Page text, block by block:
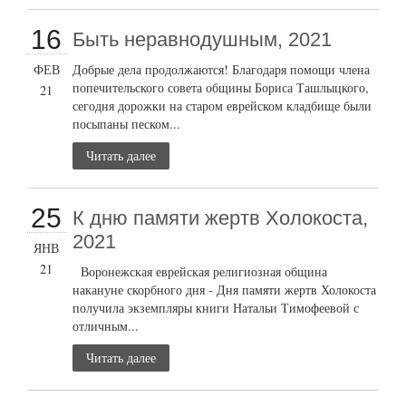
16
ФЕВ
21
Быть неравнодушным, 2021
Добрые дела продолжаются! Благодаря помощи члена
попечительского совета общины Бориса Ташлыцкого,
сегодня дорожки на старом еврейском кладбище были
посыпаны песком...
Читать далее
25
ЯНВ
21
К дню памяти жертв Холокоста,
2021
Воронежская еврейская религиозная община
накануне скорбного дня - Дня памяти жертв Холокоста
получила экземпляры книги Натальи Тимофеевой с
отличным...
Читать далее